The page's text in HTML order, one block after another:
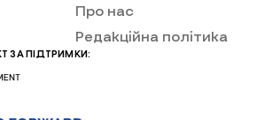
Про нас
Редакційна політика
ЗА ПІДТРИМКИ: